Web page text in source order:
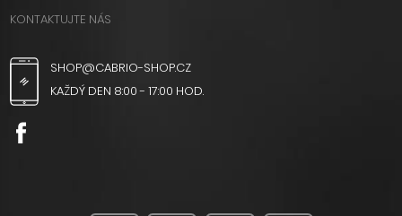
KONTAKTUJTE NÁS
SHOP@CABRIO-SHOP.CZ
KAŽDÝ DEN 8:00 - 17:00 HOD.